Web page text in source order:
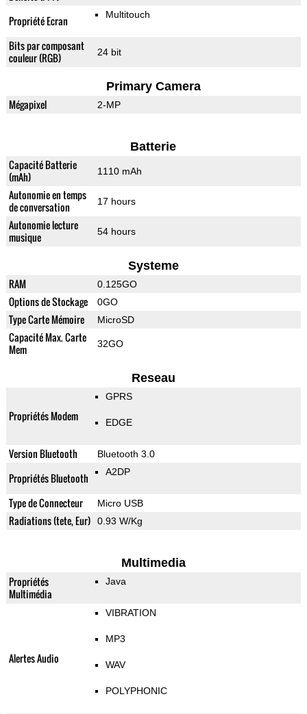
Propriété Ecran Multitouch
Bits par composant
couleur (RGB)
24 bit
Primary Camera
Mégapixel 2-MP
Batterie
Capacité Batterie
(mAh)
1110 mAh
Autonomie en temps
de conversation
17 hours
Autonomie lecture
musique
54 hours
Systeme
RAM 0.125GO
Options de Stockage 0GO
Type Carte Mémoire MicroSD
Capacité Max. Carte
Mem
32GO
Reseau
Propriétés Modem
GPRS
EDGE
Version Bluetooth Bluetooth 3.0
Propriétés Bluetooth A2DP
Type de Connecteur Micro USB
Radiations (tete, Eur) 0.93 W/Kg
Multimedia
Propriétés
Multimédia
Java
Alertes Audio
VIBRATION
MP3
WAV
POLYPHONIC